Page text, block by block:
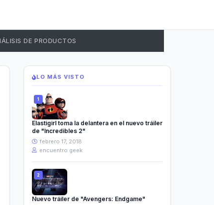
DE PRODUCTOS
LO MÁS VISTO
Elastigirl toma la delantera en el nuevo tráiler
de "Incredibles 2"
febrero 17, 2018
encuentro geek
Nuevo tráiler de "Avengers: Endgame"